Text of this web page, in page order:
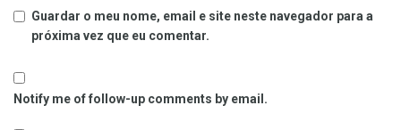
Guardar o meu nome, email e site neste navegador para a
próxima vez que eu comentar.
Notify me of follow-up comments by email.